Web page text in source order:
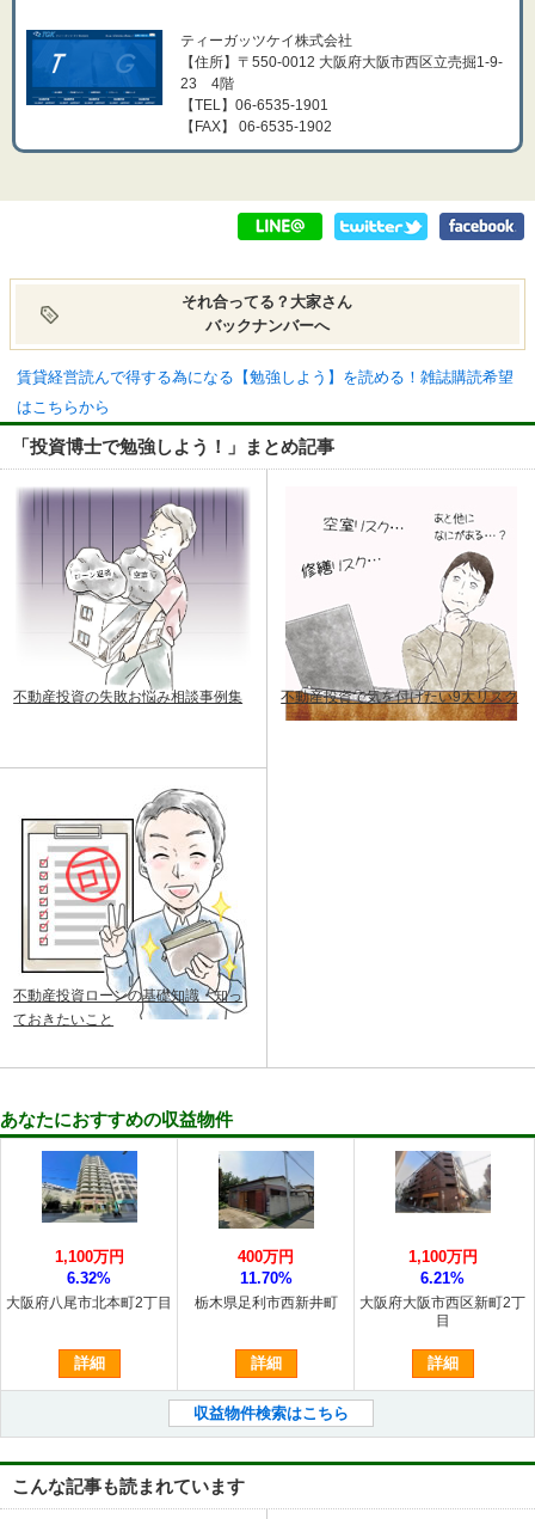
ティーガッツケイ株式会社
【住所】〒550-0012 大阪府大阪市西区立売掘1-9-
23 4階
【TEL】06-6535-1901
【FAX】 06-6535-1902
それ合ってる？大家さん
バックナンバーへ
賃貸経営読んで得する為になる【勉強しよう】を読める！雑誌購読希望
はこちらから
「投資博士で勉強しよう！」まとめ記事
不動産投資の失敗お悩み相談事例集 不動産投資で気を付けたい9大リスク
不動産投資ローンの基礎知識・知っ
ておきたいこと
あなたにおすすめの収益物件
大阪府八尾市北本町2丁目
1,100万円
6.32%
詳細
栃木県足利市西新井町
400万円
11.70%
詳細
大阪府大阪市西区新町2丁
目
1,100万円
6.21%
詳細
収益物件検索はこちら
こんな記事も読まれています